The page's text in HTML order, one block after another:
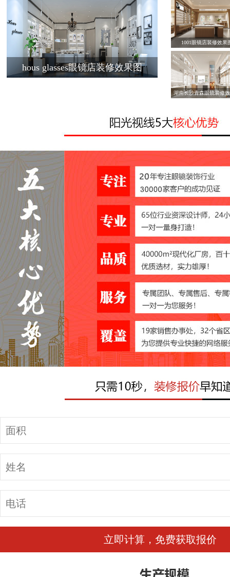
hous glasses眼镜店装修效果图
1001眼镜店装修效果
湖南长沙青森眼镜装修